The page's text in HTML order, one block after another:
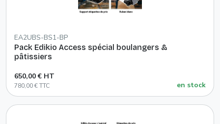
EA2UBS-BS1-BP
Pack Edikio Access spécial boulangers &
pâtissiers
650,00 € HT
780,00 € TTC en stock